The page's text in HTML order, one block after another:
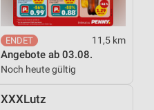
11,5 km
Angebote ab 03.08.
Noch heute gültig
XXXLutz